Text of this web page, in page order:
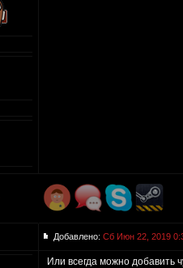
Добавлено: Сб Июн 22, 2019
Или всегда можно добавить